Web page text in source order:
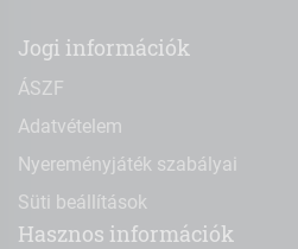
Jogi információk
ÁSZF
Adatvételem
Nyereményjáték szabályai
Süti beállítások
Hasznos információk